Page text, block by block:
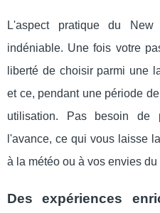
L'aspect pratique du
indéniable. Une fois votre
liberté de choisir parmi une
et ce, pendant une période
utilisation. Pas besoin de
l'avance, ce qui vous laisse
à la météo ou à vos envies du
Des expériences